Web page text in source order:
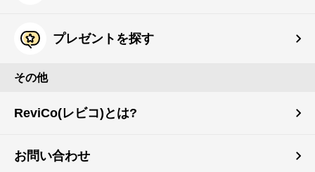
プレゼントを探す
その他
ReviCo(レビコ)とは?
お問い合わせ